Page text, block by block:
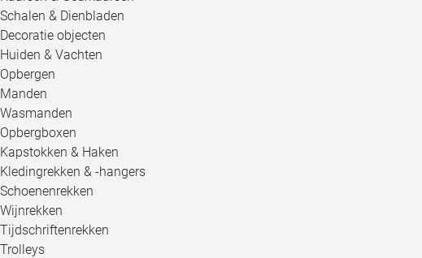
Schalen & Dienbladen
Decoratie objecten
Huiden & Vachten
Opbergen
Manden
Wasmanden
Opbergboxen
Kapstokken & Haken
Kledingrekken & -hangers
Schoenenrekken
Wijnrekken
Tijdschriftenrekken
Trolleys